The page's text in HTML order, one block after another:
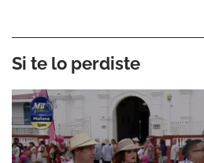
Si te lo perdiste